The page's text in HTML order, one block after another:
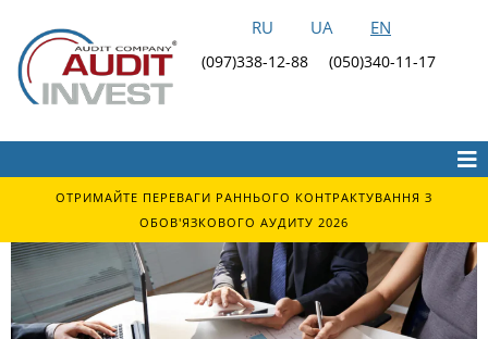
RU UA EN
(097)338-12-88 (050)340-11-17
ОТРИМАЙТЕ ПЕРЕВАГИ РАННЬОГО КОНТРАКТУВАННЯ З
ОБОВ'ЯЗКОВОГО АУДИТУ 2026